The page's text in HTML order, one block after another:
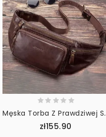
Męska Torba Z Prawdziwej Skóry Retro
zł155.90